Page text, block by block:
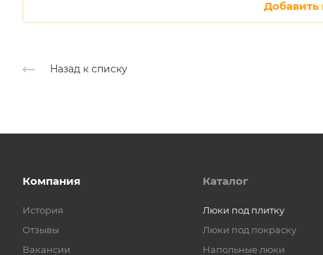
Назад к списку
Компания
История
Отзывы
Вакансии
Каталог
Люки под плитку
Люки под покраску
Напольные люки